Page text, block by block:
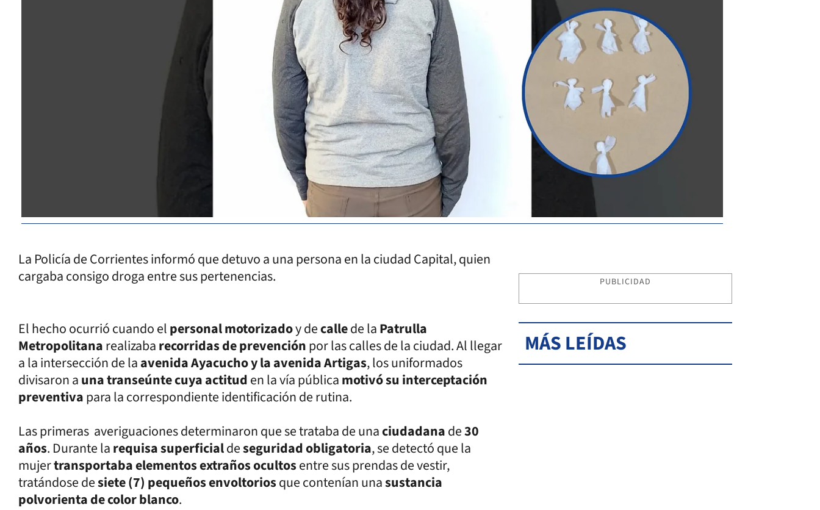
La Policía de Corrientes informó que detuvo a una persona en la ciudad Capital, quien
cargaba consigo droga entre sus pertenencias.
El hecho ocurrió cuando elpersonal motorizadoy decallede laPatrulla
Metropolitanarealizabarecorridas de prevenciónpor las calles de la ciudad. Al llegar
a la intersección de laavenida Ayacucho y la avenida Artigas, los uniformados
divisaron auna transeúnte cuya actituden la vía públicamotivó su interceptación
preventivapara la correspondiente identificación de rutina.
Las primeras averiguaciones determinaron que se trataba de unaciudadanade30
años. Durante larequisa superficialdeseguridad obligatoria, se detectó que la
mujertransportaba elementos extraños ocultosentre sus prendas de vestir,
tratándose desiete (7) pequeños envoltoriosque contenían unasustancia
polvorienta de color blanco.
PUBLICIDAD
MÁS LEÍDAS